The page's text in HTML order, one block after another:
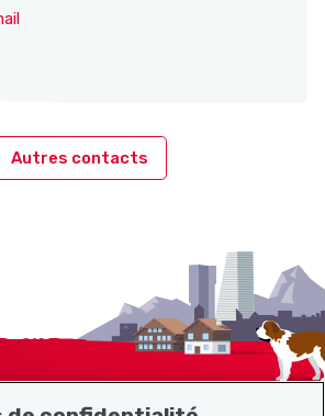
Autres contacts